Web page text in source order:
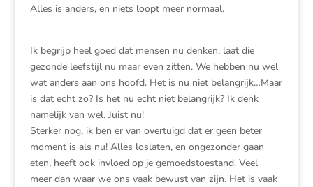
Alles is anders, en niets loopt meer normaal.
Ik begrijp heel goed dat mensen nu denken, laat die
gezonde leefstijl nu maar even zitten. We hebben nu wel
wat anders aan ons hoofd. Het is nu niet belangrijk…Maar
is dat echt zo? Is het nu echt niet belangrijk? Ik denk
namelijk van wel. Juist nu!
Sterker nog, ik ben er van overtuigd dat er geen beter
moment is als nu! Alles loslaten, en ongezonder gaan
eten, heeft ook invloed op je gemoedstoestand. Veel
meer dan waar we ons vaak bewust van zijn. Het is vaak